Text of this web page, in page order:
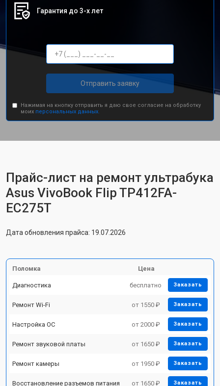
Гарантия до 3-х лет
Отправить заявку
Нажимая на кнопку отправить я даю свое согласие на обработку
моих персональных данных.
Прайс-лист на ремонт ультрабука
Asus VivoBook Flip TP412FA-
EC275T
Дата обновления прайса: 19.07.2026
Поломка Цена
Диагностика бесплатно Заказать
Ремонт Wi-Fi от 1550 ₽ Заказать
Настройка ОС от 2000 ₽ Заказать
Ремонт звуковой платы от 1650 ₽ Заказать
Ремонт камеры от 1950 ₽ Заказать
Восстановление разъемов питания от 1650 ₽ Заказать